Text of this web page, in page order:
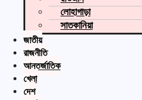
লোহাগাড়া
সাতকানিয়া
জাতীয়
রাজনীতি
আন্তর্জাতিক
খেলা
দেশ